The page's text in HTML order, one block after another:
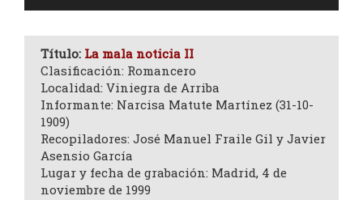
Título: La mala noticia II
Clasificación: Romancero
Localidad: Viniegra de Arriba
Informante: Narcisa Matute Martínez (31-10-
1909)
Recopiladores: José Manuel Fraile Gil y Javier
Asensio García
Lugar y fecha de grabación: Madrid, 4 de
noviembre de 1999